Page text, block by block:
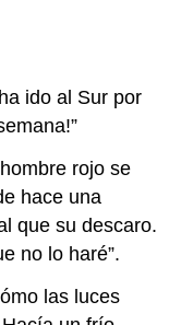
ido al Sur por
rojo se
hace una
que su descaro.
no lo haré”.
las luces